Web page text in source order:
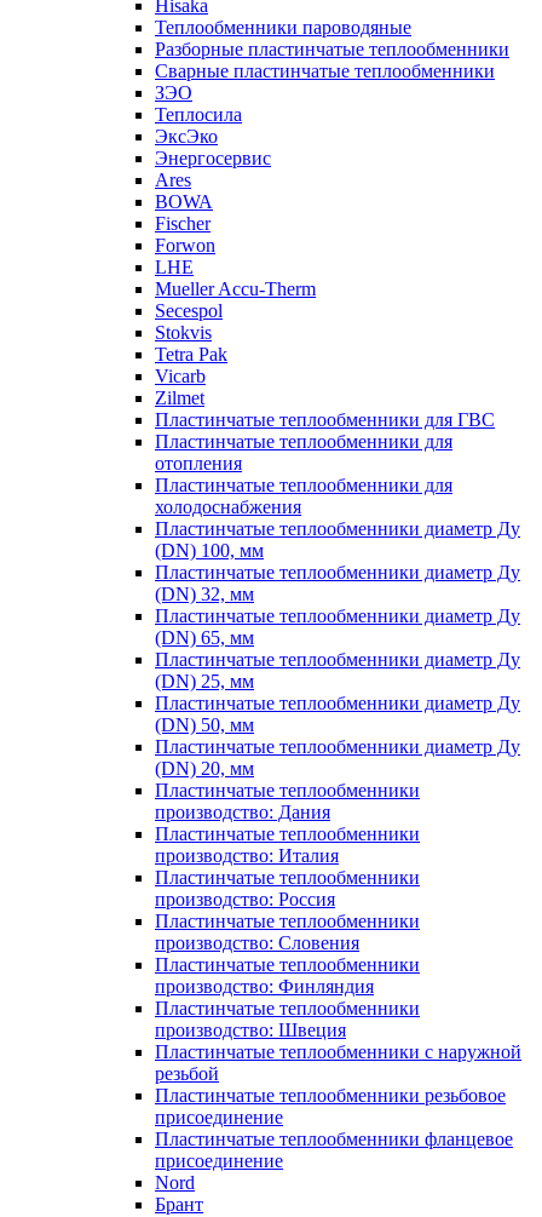
Hisaka
Теплообменники пароводяные
Разборные пластинчатые теплообменники
Сварные пластинчатые теплообменники
ЗЭО
Теплосила
ЭксЭко
Энергосервис
Ares
BOWA
Fischer
Forwon
LHE
Mueller Accu-Therm
Secespol
Stokvis
Tetra Pak
Vicarb
Zilmet
Пластинчатые теплообменники для ГВС
Пластинчатые теплообменники для
отопления
Пластинчатые теплообменники для
холодоснабжения
Пластинчатые теплообменники диаметр Ду
(DN) 100, мм
Пластинчатые теплообменники диаметр Ду
(DN) 32, мм
Пластинчатые теплообменники диаметр Ду
(DN) 65, мм
Пластинчатые теплообменники диаметр Ду
(DN) 25, мм
Пластинчатые теплообменники диаметр Ду
(DN) 50, мм
Пластинчатые теплообменники диаметр Ду
(DN) 20, мм
Пластинчатые теплообменники
производство: Дания
Пластинчатые теплообменники
производство: Италия
Пластинчатые теплообменники
производство: Россия
Пластинчатые теплообменники
производство: Словения
Пластинчатые теплообменники
производство: Финляндия
Пластинчатые теплообменники
производство: Швеция
Пластинчатые теплообменники с наружной
резьбой
Пластинчатые теплообменники резьбовое
присоединение
Пластинчатые теплообменники фланцевое
присоединение
Nord
Брант